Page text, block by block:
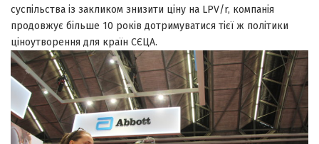
суспільства із закликом знизити ціну на LPV/r, компанія
продовжує більше 10 років дотримуватися тієї ж політики
ціноутворення для країн СЄЦА.